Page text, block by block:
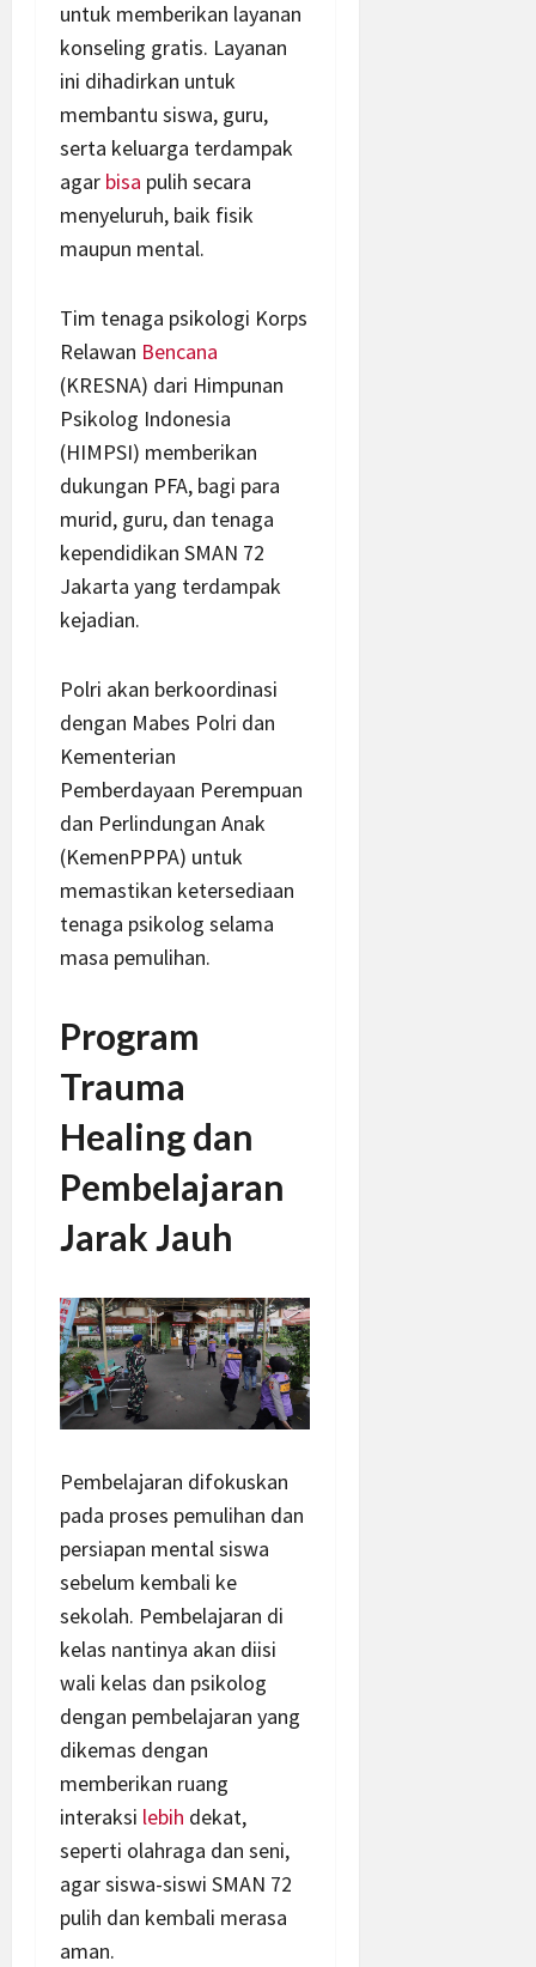
untuk memberikan layanan
konseling gratis. Layanan
ini dihadirkan untuk
membantu siswa, guru,
serta keluarga terdampak
agar bisa pulih secara
menyeluruh, baik fisik
maupun mental.
Tim tenaga psikologi Korps
Relawan Bencana
(KRESNA) dari Himpunan
Psikolog Indonesia
(HIMPSI) memberikan
dukungan PFA, bagi para
murid, guru, dan tenaga
kependidikan SMAN 72
Jakarta yang terdampak
kejadian.
Polri akan berkoordinasi
dengan Mabes Polri dan
Kementerian
Pemberdayaan Perempuan
dan Perlindungan Anak
(KemenPPPA) untuk
memastikan ketersediaan
tenaga psikolog selama
masa pemulihan.
Program
Trauma
Healing dan
Pembelajaran
Jarak Jauh
Pembelajaran difokuskan
pada proses pemulihan dan
persiapan mental siswa
sebelum kembali ke
sekolah. Pembelajaran di
kelas nantinya akan diisi
wali kelas dan psikolog
dengan pembelajaran yang
dikemas dengan
memberikan ruang
interaksi lebih dekat,
seperti olahraga dan seni,
agar siswa-siswi SMAN 72
pulih dan kembali merasa
aman.